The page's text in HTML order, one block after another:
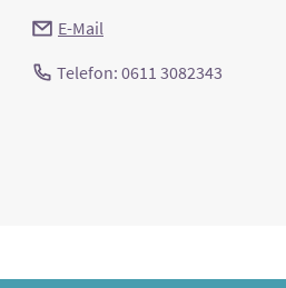
E-Mail
Telefon: 0611 3082343